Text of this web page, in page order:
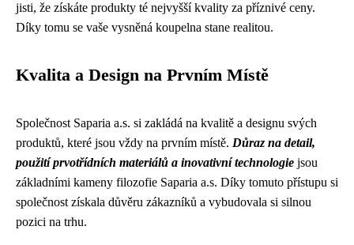
jisti, že získáte produkty té nejvyšší kvality za příznivé ceny.
Díky tomu se vaše vysněná koupelna stane realitou.
Kvalita a Design na Prvním Místě
Společnost Saparia a.s. si zakládá na kvalitě a designu svých
produktů, které jsou vždy na prvním místě. Důraz na detail,
použití prvotřídních materiálů a inovativní technologie jsou
základními kameny filozofie Saparia a.s. Díky tomuto přístupu si
společnost získala důvěru zákazníků a vybudovala si silnou
pozici na trhu.